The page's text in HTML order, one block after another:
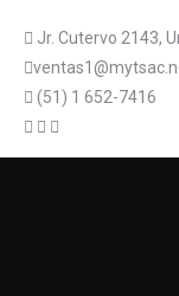
Jr. Cutervo 2143,
(51) 1 652-7416